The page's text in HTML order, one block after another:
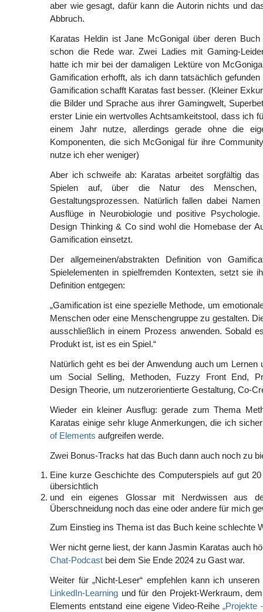
aber wie gesagt, dafür kann die Autorin nichts und
Abbruch.
Karatas Heldin ist Jane McGonigal über deren
schon die Rede war. Zwei Ladies mit Gaming-
hatte ich mir bei der damaligen Lektüre von
Gamification erhofft, als ich dann tatsächlich
Gamification schafft Karatas fast besser. (Kleiner
die Bilder und Sprache aus ihrer Gamingwelt,
erster Linie ein wertvolles Achtsamkeitstool, dass ich
einem Jahr nutze, allerdings gerade ohne die
Komponenten, die sich McGonigal für ihre
nutze ich eher weniger)
Aber ich schweife ab: Karatas arbeitet sorgfältig
Spielen auf, über die Natur des
Gestaltungsprozessen. Natürlich fallen dabei
Ausflüge in Neurobiologie und positive Psychologie.
Design Thinking & Co sind wohl die Homebase der
Gamification einsetzt.
Der allgemeinen/abstrakten Definition von
Spielelementen in spielfremden Kontexten, setzt sie
Definition entgegen:
„Gamification ist eine spezielle Methode, um
Menschen oder eine Menschengruppe zu gestalten.
ausschließlich in einem Prozess anwenden. Sobald
Produkt ist, ist es ein Spiel.“
Natürlich geht es bei der Anwendung auch um Lernen
um Social Selling, Methoden, Fuzzy Front End,
Design Theorie, um nutzerorientierte Gestaltung, Co-
Wieder ein kleiner Ausflug: gerade zum Thema
Karatas einige sehr kluge Anmerkungen, die ich
of Elements aufgreifen werde.
Zwei Bonus-Tracks hat das Buch dann auch noch zu
Eine kurze Geschichte des Computerspiels auf gut
übersichtlich
und ein eigenes Glossar mit Nerdwissen aus
Überschneidung noch das eine oder andere für mich
Zum Einstieg ins Thema ist das Buch keine schlechte
Wer nicht gerne liest, der kann Jasmin Karatas auch
Chat-Podcast bei dem Sie Ende 2024 zu Gast war.
Weiter für „Nicht-Leser“ empfehlen kann ich unseren
LinkedIn-Learning und für den Projekt-Werkraum,
Elements entstand eine eigene Video-Reihe„Projekte